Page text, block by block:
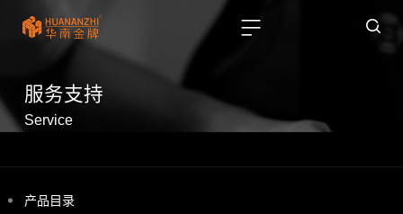
服务支持
Service
产品目录